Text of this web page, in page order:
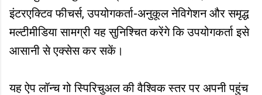
इंटरएक्टिव फीचर्स, उपयोगकर्ता-अनुकूल नेविगेशन और समृद्ध
मल्टीमीडिया सामग्री यह सुनिश्चित करेंगे कि उपयोगकर्ता इसे
आसानी से एक्सेस कर सकें।
यह ऐप लॉन्च गो स्पिरिचुअल की वैश्विक स्तर पर अपनी पहुंच